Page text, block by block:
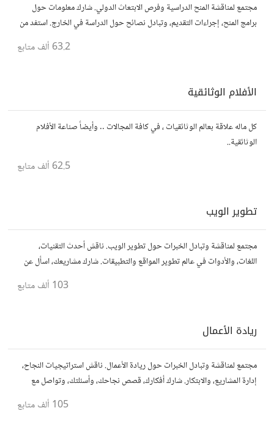
مجتمع لمناقشة المنح الدراسية وفرص الابتعاث الدولي. شارك معلومات حول
برامج المنح، إجراءات التقديم، وتبادل نصائح حول الدراسة في الخارج. استفد من
63.2 ألف متابع
الأفلام الوثائقية
كل ماله علاقة بعالم الوثائقيات ، في كافة المجالات .. وأيضاً صناعة الأفلام
الوثائقية..
62.5 ألف متابع
تطوير الويب
مجتمع لمناقشة وتبادل الخبرات حول تطوير الويب. ناقش أحدث التقنيات،
اللغات، والأدوات في عالم تطوير المواقع والتطبيقات. شارك مشاريعك، اسأل عن
103 ألف متابع
ريادة الأعمال
مجتمع لمناقشة وتبادل الخبرات حول ريادة الأعمال. ناقش استراتيجيات النجاح،
إدارة المشاريع، والابتكار. شارك أفكارك، قصص نجاحك، وأسئلتك، وتواصل مع
105 ألف متابع